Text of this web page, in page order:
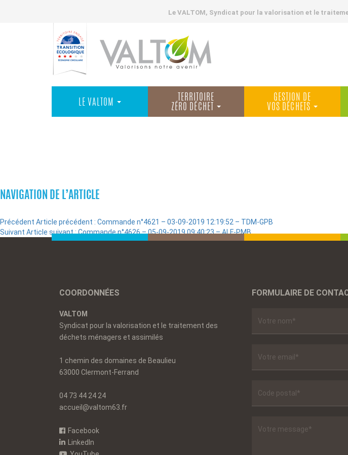
Le VALTOM, Syndicat pour la valorisation et le
LE VALTOM
TERRITOIRE
ZÉRO DÉCHET
GESTION DE
VOS DÉCHETS
NAVIGATION DE L’ARTICLE
Précédent Article précédent : Commande n°4621 – 03-09-2019 12:19:52 – TDM-GPB
Suivant Article suivant :Commande n°4626 – 05-09-2019 09:40:23 – ALF-PMB
COORDONNÉES
VALTOM
Syndicat pour la valorisation et le traitement des
déchets ménagers et assimilés
1 chemin des domaines de Beaulieu
63000 Clermont-Ferrand
04 73 44 24 24
accueil@valtom63.fr
Facebook
LinkedIn
FORMULAIRE DE